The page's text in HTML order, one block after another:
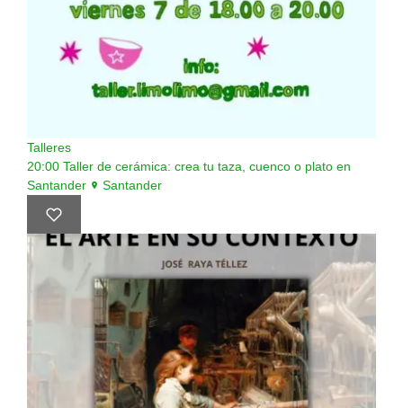
Talleres
20:00 Taller de cerámica: crea tu taza, cuenco o plato en
Santander
Santander